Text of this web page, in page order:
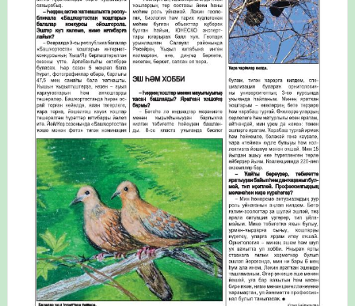
«Весенняя перекличка-2026» — 21-31 мая 2026
Мероприятие для ребят из дневного лагеря центра
олимпиадного движения «Аврора»
Фотофиксация и осмотр птенцов сапсанов на крыше
Уралсиба в Уфе в 2026 г.
Участие башкирских орнитологов и бердвотчеров в
проекте «Развитие программы мониторинга
численности птиц в европейской части России»
«Весенняя перекличка-2026» — 11-20 мая 2026
Мониторинг орнитофауны на постоянных маршрутах